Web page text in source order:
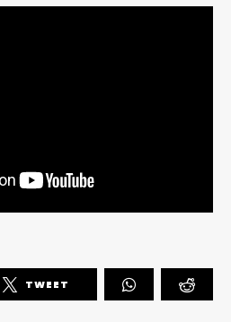
TWEET